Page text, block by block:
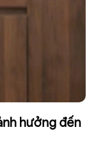
hưởng đến